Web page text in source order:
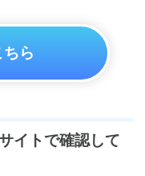
ら
イトで確認して